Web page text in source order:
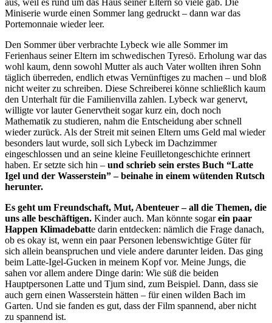
aus, weil es rund um das Haus seiner Eltern so viele gab. Die
Miniserie wurde einen Sommer lang gedruckt – dann war das
Portemonnaie wieder leer.
Den Sommer über verbrachte Lybeck wie alle Sommer im
Ferienhaus seiner Eltern im schwedischen Tyresö. Erholung war das
wohl kaum, denn sowohl Mutter als auch Vater wollten ihren Sohn
täglich überreden, endlich etwas Vernünftiges zu machen – und bloß
nicht weiter zu schreiben. Diese Schreiberei könne schließlich kaum
den Unterhalt für die Familienvilla zahlen. Lybeck war genervt,
willigte vor lauter Genervtheit sogar kurz ein, doch noch
Mathematik zu studieren, nahm die Entscheidung aber schnell
wieder zurück. Als der Streit mit seinen Eltern ums Geld mal wieder
besonders laut wurde, soll sich Lybeck im Dachzimmer
eingeschlossen und an seine kleine Feuilletongeschichte erinnert
haben. Er setzte sich hin – und schrieb sein erstes Buch “Latte
Igel und der Wasserstein” – beinahe in einem wütenden Rutsch
herunter.
Es geht um Freundschaft, Mut, Abenteuer – all die Themen, die
uns alle beschäftigen. Kinder auch. Man könnte sogarein paar
Happen Klimadebatte darin entdecken: nämlich die Frage danach,
ob es okay ist, wenn ein paar Personen lebenswichtige Güter für
sich allein beanspruchen und viele andere darunter leiden. Das ging
beim Latte-Igel-Gucken in meinem Kopf vor. Meine Jungs, die
sahen vor allem andere Dinge darin: Wie süß die beiden
Hauptpersonen Latte und Tjum sind, zum Beispiel. Dann, dass sie
auch gern einen Wasserstein hätten – für einen wilden Bach im
Garten. Und sie fanden es gut, dass der Film spannend, aber nicht
zu spannend ist.